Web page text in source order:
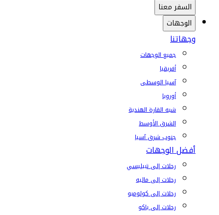
السفر معنا
الوجهات
وجهاتنا
جميع الوجهات
أفريقيا
آسيا الوسطى
أوروبا
شبه القارة الهندية
الشرق الأوسط
جنوب شرق آسيا
أفضل الوجهات
رحلات إلى تبيليسي
رحلات إلى ماليه
رحلات إلى كولومبو
رحلات إلى باكو